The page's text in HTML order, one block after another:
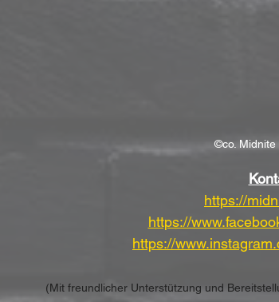
©co. Midnite
https://
https://
https://
(Mit freundlicher Unterstützung und